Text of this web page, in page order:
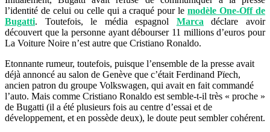
l’identité de celui ou celle qui a craqué pour lemodèle One-Off de
Bugatti. Toutefois, le média espagnol Marca déclare avoir
découvert que la personne ayant débourser 11 millions d’euros pour
La Voiture Noire n’est autre que Cristiano Ronaldo.
Etonnante rumeur, toutefois, puisque l’ensemble de la presse avait
déjà annoncé au salon de Genève que c’était Ferdinand Pïech,
ancien patron du groupe Volkswagen, qui avait en fait commandé
l’auto. Mais comme Cristiano Ronaldo est semble-t-il très « proche »
de Bugatti (il a été plusieurs fois au centre d’essai et de
développement, et en possède deux), le doute peut sembler cohérent.